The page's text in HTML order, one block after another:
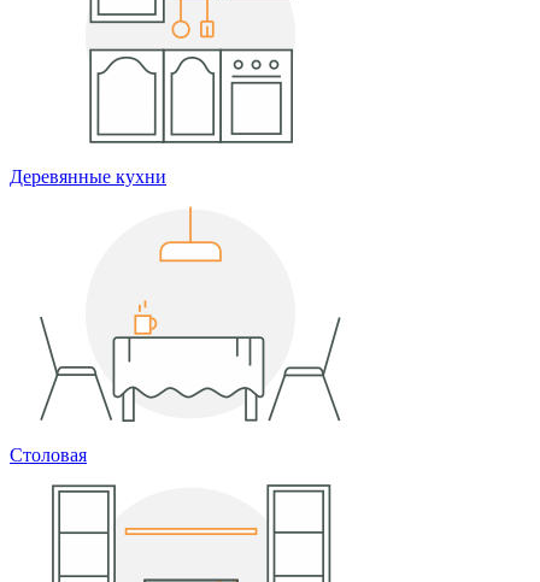
Деревянные кухни
Столовая